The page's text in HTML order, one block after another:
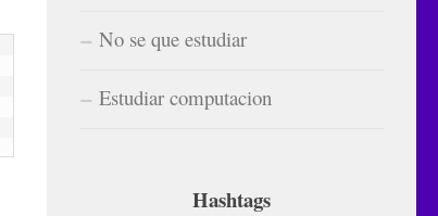
No se que estudiar
Estudiar computacion
Hashtags